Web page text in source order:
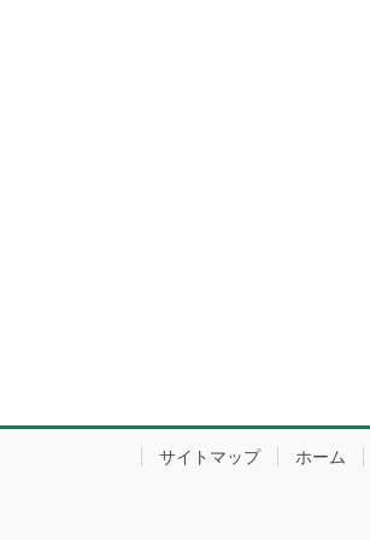
サイトマップ ホーム